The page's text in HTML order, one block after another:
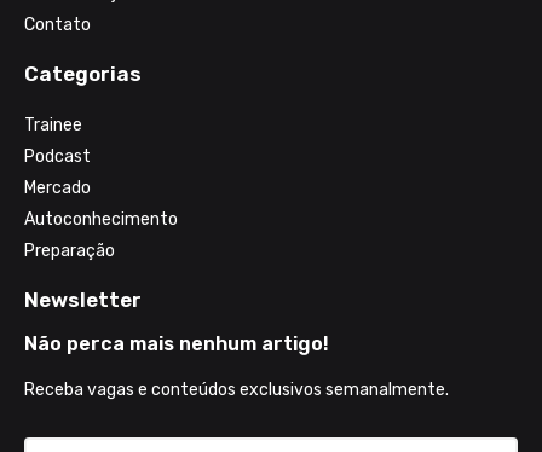
Contato
Categorias
Trainee
Podcast
Mercado
Autoconhecimento
Preparação
Newsletter
Não perca mais nenhum artigo!
Receba vagas e conteúdos exclusivos semanalmente.